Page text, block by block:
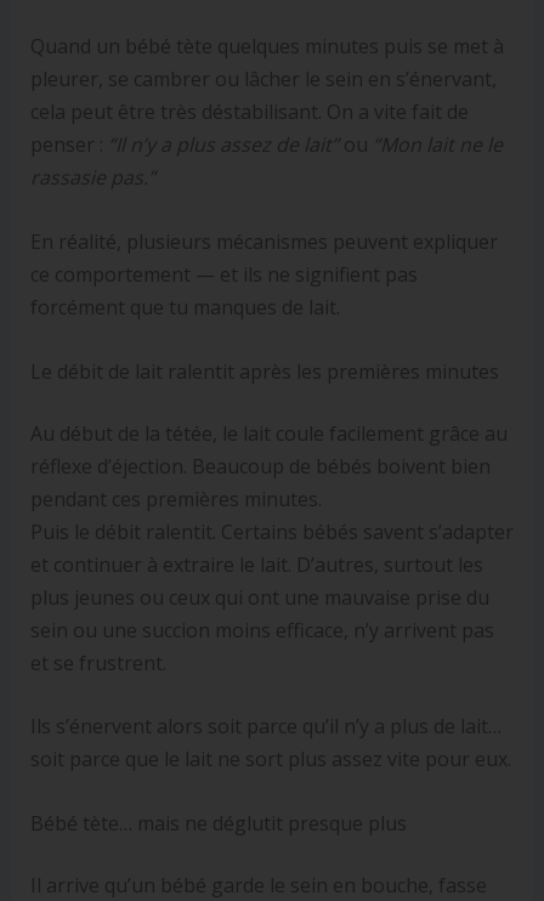
Quand un bébé tète quelques minutes puis se met à
pleurer, se cambrer ou lâcher le sein en s’énervant,
cela peut être très déstabilisant. On a vite fait de
penser : “Il n’y a plus assez de lait”ou “Mon lait ne le
rassasie pas.”
En réalité, plusieurs mécanismes peuvent expliquer
ce comportement — et ils ne signifient pas
forcément que tu manques de lait.
Le débit de lait ralentit après les premières minutes
Au début de la tétée, le lait coule facilement grâce au
réflexe d’éjection. Beaucoup de bébés boivent bien
pendant ces premières minutes.
Puis le débit ralentit. Certains bébés savent s’adapter
et continuer à extraire le lait. D’autres, surtout les
plus jeunes ou ceux qui ont une mauvaise prise du
sein ou une succion moins efficace, n’y arrivent pas
et se frustrent.
Ils s’énervent alors soit parce qu’il n’y a plus de lait…
soit parce que le lait ne sort plus assez vite pour eux.
Bébé tète… mais ne déglutit presque plus
Il arrive qu’un bébé garde le sein en bouche, fasse